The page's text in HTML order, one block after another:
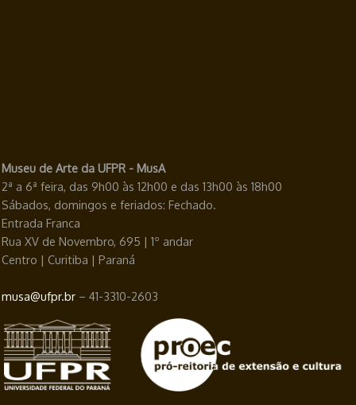
Museu de Arte da UFPR - MusA
2ª a 6ª feira, das 9h00 às 12h00 e das 13h00 às 18h00
Sábados, domingos e feriados: Fechado.
Entrada Franca
Rua XV de Novembro, 695 | 1º andar
Centro | Curitiba | Paraná
musa@ufpr.br – 41-3310-2603